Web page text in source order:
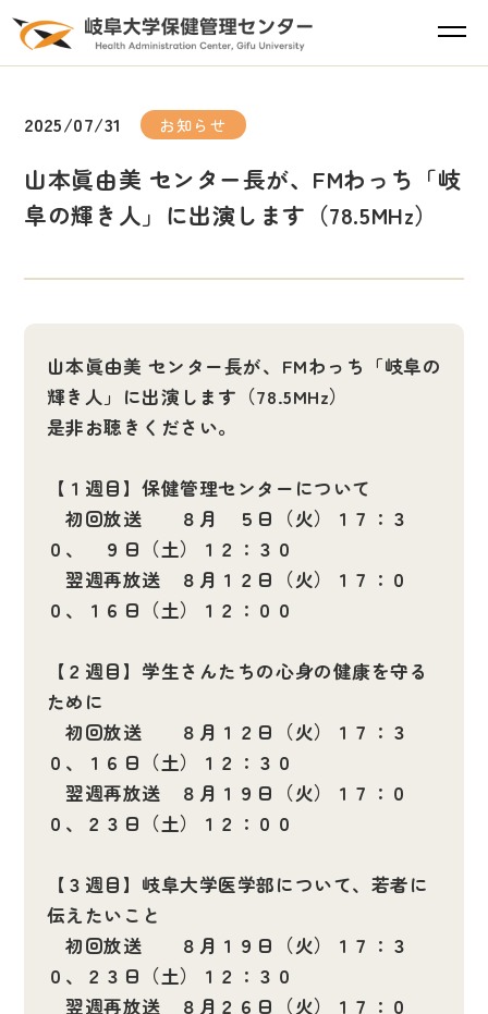
2025/07/31 お知らせ
山本眞由美 センター長が、FMわっち「岐
阜の輝き人」に出演します（78.5MHz）
山本眞由美 センター長が、FMわっち「岐阜の
輝き人」に出演します（78.5MHz）
是非お聴きください。
【１週目】保健管理センターについて
初回放送 ８月 ５日（火）１７：３
０、 ９日（土）１２：３０
翌週再放送 ８月１２日（火）１７：０
０、１６日（土）１２：００
【２週目】学生さんたちの心身の健康を守る
ために
初回放送 ８月１２日（火）１７：３
０、１６日（土）１２：３０
翌週再放送 ８月１９日（火）１７：０
０、２３日（土）１２：００
【３週目】岐阜大学医学部について、若者に
伝えたいこと
初回放送 ８月１９日（火）１７：３
０、２３日（土）１２：３０
翌週再放送 ８月２６日（火）１７：０